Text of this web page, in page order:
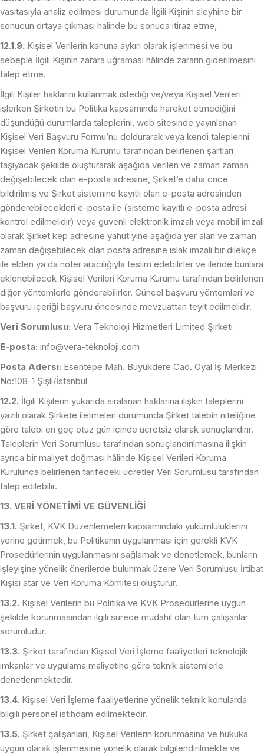
vasıtasıyla analiz edilmesi durumunda İlgili Kişinin aleyhine bir
sonucun ortaya çıkması halinde bu sonuca itiraz etme,
12.1.9. Kişisel Verilerin kanuna aykırı olarak işlenmesi ve bu
sebeple İlgili Kişinin zarara uğraması hâlinde zararın giderilmesini
talep etme.
İlgili Kişiler haklarını kullanmak istediği ve/veya Kişisel Verileri
işlerken Şirketin bu Politika kapsamında hareket etmediğini
düşündüğü durumlarda taleplerini, web sitesinde yayınlanan
Kişisel Veri Başvuru Formu’nu doldurarak veya kendi taleplerini
Kişisel Verileri Koruma Kurumu tarafından belirlenen şartları
taşıyacak şekilde oluşturarak aşağıda verilen ve zaman zaman
değişebilecek olan e-posta adresine, Şirket’e daha önce
bildirilmiş ve Şirket sistemine kayıtlı olan e-posta adresinden
gönderebilecekleri e-posta ile (sisteme kayıtlı e-posta adresi
kontrol edilmelidir) veya güvenli elektronik imzalı veya mobil imzalı
olarak Şirket kep adresine yahut yine aşağıda yer alan ve zaman
zaman değişebilecek olan posta adresine ıslak imzalı bir dilekçe
ile elden ya da noter aracılığıyla teslim edebilirler ve ileride bunlara
eklenebilecek Kişisel Verileri Koruma Kurumu tarafından belirlenen
diğer yöntemlerle gönderebilirler. Güncel başvuru yöntemleri ve
başvuru içeriği başvuru öncesinde mevzuattan teyit edilmelidir.
Veri Sorumlusu: Vera Teknoloji Hizmetleri Limited Şirketi
E-posta: info@vera-teknoloji.com
Posta Adersi: Esentepe Mah. Büyükdere Cad. Oyal İş Merkezi
No:108-1 Şişli/İstanbul
12.2. İlgili Kişilerin yukarıda sıralanan haklarına ilişkin taleplerini
yazılı olarak Şirkete iletmeleri durumunda Şirket talebin niteliğine
göre talebi en geç otuz gün içinde ücretsiz olarak sonuçlandırır.
Taleplerin Veri Sorumlusu tarafından sonuçlandırılmasına ilişkin
ayrıca bir maliyet doğması hâlinde Kişisel Verileri Koruma
Kurulunca belirlenen tarifedeki ücretler Veri Sorumlusu tarafından
talep edilebilir.
13. VERİ YÖNETİMİ VE GÜVENLİĞİ
13.1. Şirket, KVK Düzenlemeleri kapsamındaki yükümlülüklerini
yerine getirmek, bu Politikanın uygulanması için gerekli KVK
Prosedürlerinin uygulanmasını sağlamak ve denetlemek, bunların
işleyişine yönelik önerilerde bulunmak üzere Veri Sorumlusu İrtibat
Kişisi atar ve Veri Koruma Komitesi oluşturur.
13.2. Kişisel Verilerin bu Politika ve KVK Prosedürlerine uygun
şekilde korunmasından ilgili sürece müdahil olan tüm çalışanlar
sorumludur.
13.3. Şirket tarafından Kişisel Veri İşleme faaliyetleri teknolojik
imkanlar ve uygulama maliyetine göre teknik sistemlerle
denetlenmektedir.
13.4. Kişisel Veri İşleme faaliyetlerine yönelik teknik konularda
bilgili personel istihdam edilmektedir.
13.5. Şirket çalışanları, Kişisel Verilerin korunmasına ve hukuka
uygun olarak işlenmesine yönelik olarak bilgilendirilmekte ve